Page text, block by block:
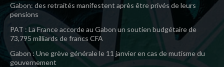
Gabon: des retraités manifestent après être privés de leurs
pensions
PAT : La France accorde au Gabon un soutien budgétaire de
73,795 milliards de francs CFA
Gabon : Une grève générale le 11 janvier en cas de mutisme du
gouvernement